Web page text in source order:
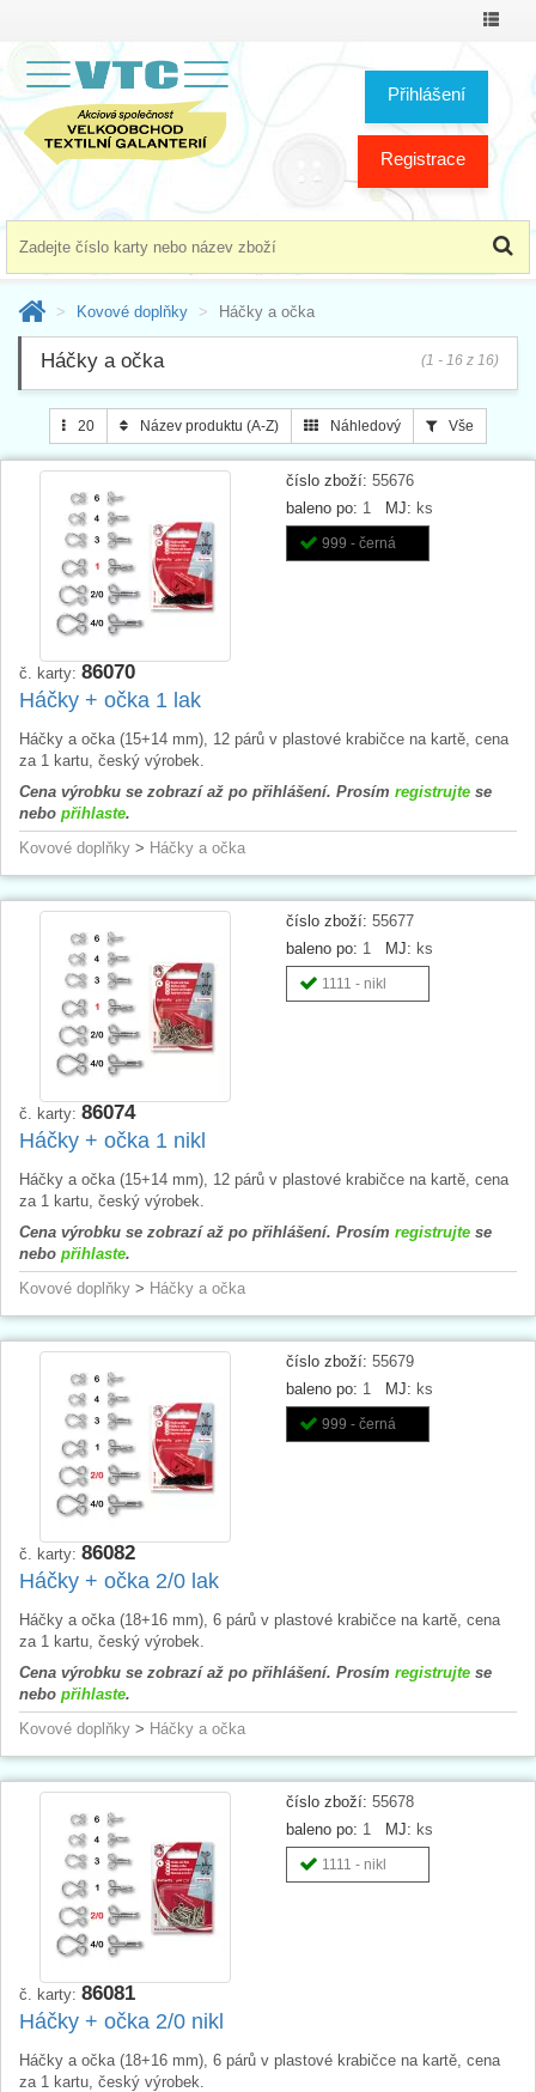
Přihlášení
Registrace
Kovové doplňky Háčky a očka
Háčky a očka (1 - 16 z 16)
20 Název produktu (A-Z) Náhledový Vše
číslo zboží: 55676
baleno po: 1 MJ: ks
999 - černá
č. karty: 86070
Háčky + očka 1 lak
Háčky a očka (15+14 mm), 12 párů v plastové krabičce na kartě, cena
za 1 kartu, český výrobek.
Cena výrobku se zobrazí až po přihlášení. Prosím registrujte se
nebo přihlaste.
Kovové doplňky > Háčky a očka
číslo zboží: 55677
baleno po: 1 MJ: ks
1111 - nikl
č. karty: 86074
Háčky + očka 1 nikl
Háčky a očka (15+14 mm), 12 párů v plastové krabičce na kartě, cena
za 1 kartu, český výrobek.
Cena výrobku se zobrazí až po přihlášení. Prosím registrujte se
nebo přihlaste.
Kovové doplňky > Háčky a očka
číslo zboží: 55679
baleno po: 1 MJ: ks
999 - černá
č. karty: 86082
Háčky + očka 2/0 lak
Háčky a očka (18+16 mm), 6 párů v plastové krabičce na kartě, cena
za 1 kartu, český výrobek.
Cena výrobku se zobrazí až po přihlášení. Prosím registrujte se
nebo přihlaste.
Kovové doplňky > Háčky a očka
číslo zboží: 55678
baleno po: 1 MJ: ks
1111 - nikl
č. karty: 86081
Háčky + očka 2/0 nikl
Háčky a očka (18+16 mm), 6 párů v plastové krabičce na kartě, cena
za 1 kartu, český výrobek.